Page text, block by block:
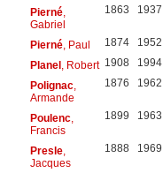
Pierné,
Gabriel
1863 1937
Pierné, Paul 1874 1952
Planel, Robert 1908 1994
Polignac,
Armande
1876 1962
Poulenc,
Francis
1899 1963
Presle,
Jacques
1888 1969